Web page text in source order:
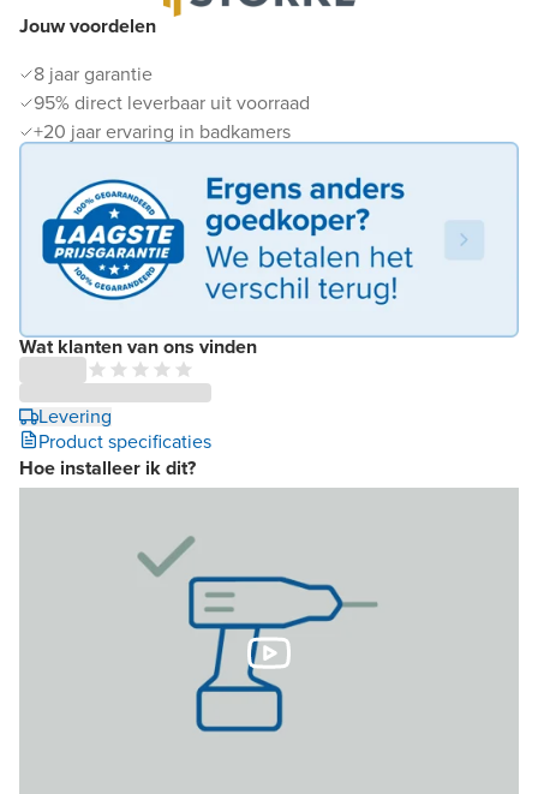
Jouw voordelen
8 jaar garantie
95% direct leverbaar uit voorraad
+20 jaar ervaring in badkamers
Wat klanten van ons vinden
Levering
Product specificaties
Hoe installeer ik dit?